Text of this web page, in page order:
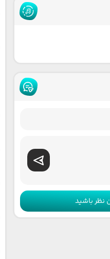
نظر باشید